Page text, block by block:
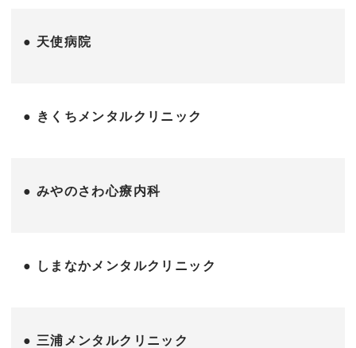
● 天使病院
● きくちメンタルクリニック
● みやのさわ心療内科
● しまなかメンタルクリニック
● 三浦メンタルクリニック